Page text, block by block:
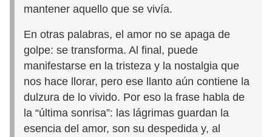
mantener aquello que se vivía.
En otras palabras, el amor no se apaga de
golpe: se transforma. Al final, puede
manifestarse en la tristeza y la nostalgia que
nos hace llorar, pero ese llanto aún contiene la
dulzura de lo vivido. Por eso la frase habla de
la “última sonrisa”: las lágrimas guardan la
esencia del amor, son su despedida y, al